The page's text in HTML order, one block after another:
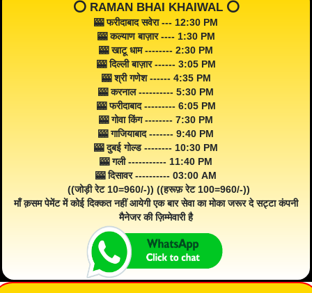
⭕️ RAMAN BHAI KHAIWAL ⭕️
🎰 फरीदाबाद सवेरा --- 12:30 PM
🎰 कल्याण बाज़ार ---- 1:30 PM
🎰 खाटू धाम -------- 2:30 PM
🎰 दिल्ली बाज़ार ------ 3:05 PM
🎰 श्री गणेश ------ 4:35 PM
🎰 करनाल ---------- 5:30 PM
🎰 फरीदाबाद --------- 6:05 PM
🎰 गोवा किंग -------- 7:30 PM
🎰 गाजियाबाद ------- 9:40 PM
🎰 दुबई गोल्ड -------- 10:30 PM
🎰 गली ----------- 11:40 PM
🎰 दिसावर ---------- 03:00 AM
((जोड़ी रेट 10=960/-)) ((हरूफ़ रेट 100=960/-))
माँ क़सम पेमेंट में कोई दिक्कत नहीं आयेगी एक बार सेवा का मोका जरूर दे सट्टा कंपनी
मैनेजर की ज़िम्मेवारी है